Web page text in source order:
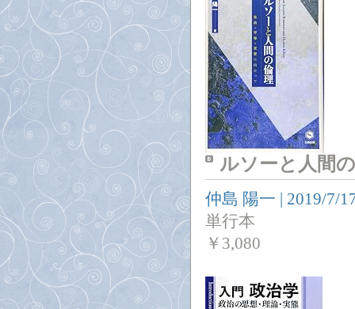
ルソーと人間
仲島 陽一 | 2019/7/
単行本
￥ 3,080